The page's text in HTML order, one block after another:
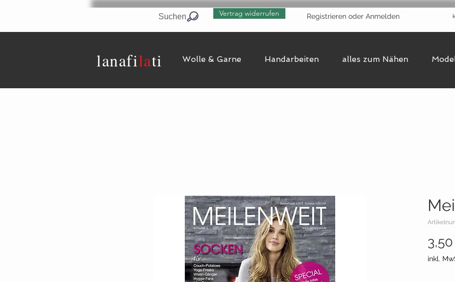
Suchen Vertrag widerrufen Registrieren oder Anmelden
lanafilati Wolle & Garne Handarbeiten alles zum Nähen
inkl.